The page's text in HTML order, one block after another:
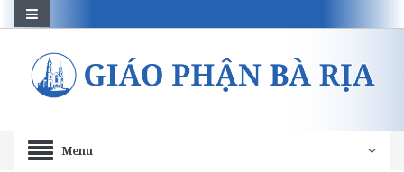
Menu